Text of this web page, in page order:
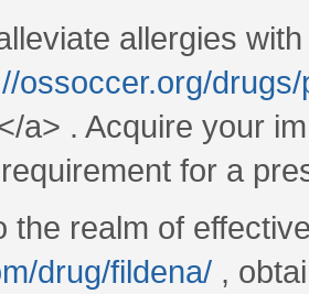
allergies
ossoccer.org/
a> . Acquire your
for a
the realm of
drug/fildena/ ,